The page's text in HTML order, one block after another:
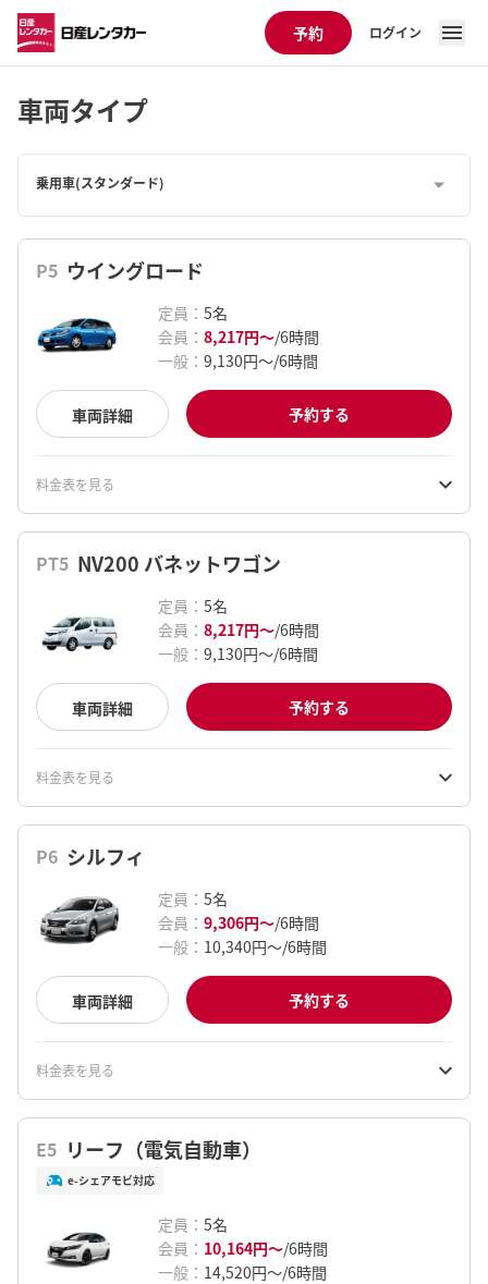
予約 ログイン
車両タイプ
乗用車(スタンダード)
P5 ウイングロード
定員 ： 5名
会員 ： 8,217円〜/6時間
一般 ： 9,130円〜/6時間
車両詳細 予約する
料金表を見る
PT5 NV200 バネットワゴン
定員 ： 5名
会員 ： 8,217円〜/6時間
一般 ： 9,130円〜/6時間
車両詳細 予約する
料金表を見る
P6 シルフィ
定員 ： 5名
会員 ： 9,306円〜/6時間
一般 ： 10,340円〜/6時間
車両詳細 予約する
料金表を見る
E5 リーフ（電気自動車）
e-シェアモビ対応
定員 ： 5名
会員 ： 10,164円〜/6時間
一般 ： 14,520円〜/6時間